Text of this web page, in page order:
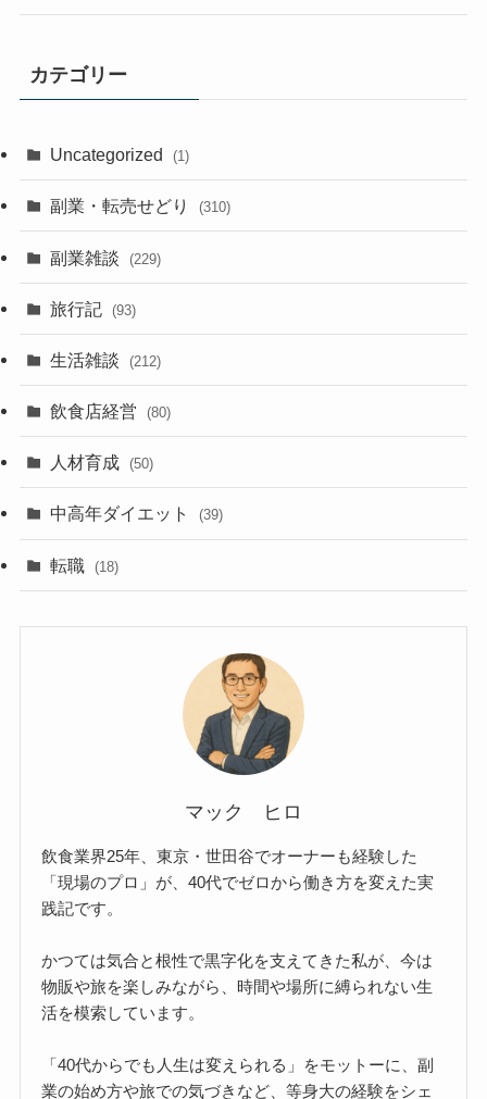
カテゴリー
Uncategorized (1)
副業・転売せどり (310)
副業雑談 (229)
旅行記 (93)
生活雑談 (212)
飲食店経営 (80)
人材育成 (50)
中高年ダイエット (39)
転職 (18)
マック ヒロ
飲食業界25年、東京・世田谷でオーナーも経験した
「現場のプロ」が、40代でゼロから働き方を変えた実
践記です。
かつては気合と根性で黒字化を支えてきた私が、今は
物販や旅を楽しみながら、時間や場所に縛られない生
活を模索しています。
「40代からでも人生は変えられる」をモットーに、副
業の始め方や旅での気づきなど、等身大の経験をシェ